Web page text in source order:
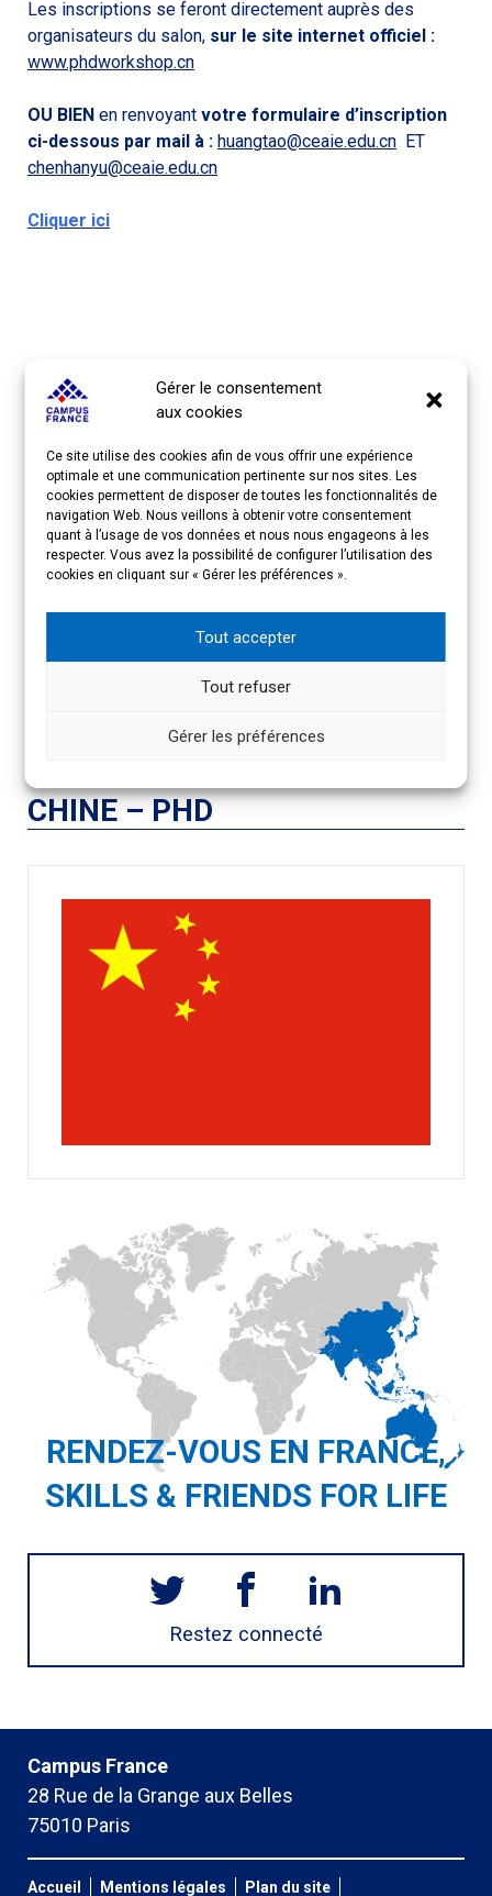
Gérer le consentement
aux cookies
Ce site utilise des cookies afin de vous offrir une expérience
optimale et une communication pertinente sur nos sites. Les
cookies permettent de disposer de toutes les fonctionnalités de
navigation Web. Nous veillons à obtenir votre consentement
quant à l’usage de vos données et nous nous engageons à les
respecter. Vous avez la possibilité de configurer l’utilisation des
cookies en cliquant sur « Gérer les préférences ».
Tout accepter
Tout refuser
Gérer les préférences
Les inscriptions se feront directement auprès des
organisateurs du salon, sur le site internet officiel :
www.phdworkshop.cn
OU BIEN en renvoyant votre formulaire d’inscription
ci-dessous par mail à : huangtao@ceaie.edu.cn ET
chenhanyu@ceaie.edu.cn
Cliquer ici
ACCÈS RAPIDE
PRÉSENTATION DE L’ÉVÉNEMENT
CHINE – PHD
RENDEZ-VOUS EN FRANCE,
SKILLS & FRIENDS FOR LIFE
Restez connecté
Accueil Mentions légales Plan du site
Campus France
28 Rue de la Grange aux Belles
75010 Paris